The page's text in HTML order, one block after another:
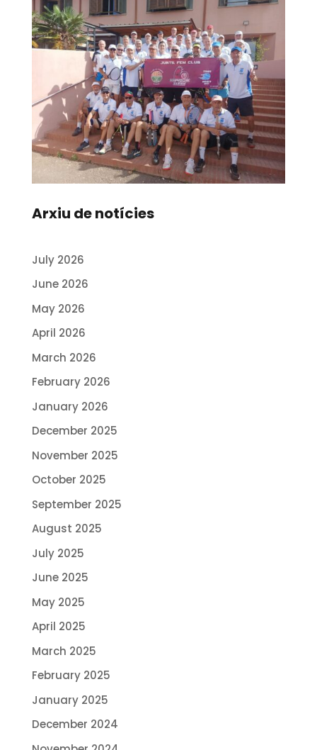
Arxiu de notícies
July 2026
June 2026
May 2026
April 2026
March 2026
February 2026
January 2026
December 2025
November 2025
October 2025
September 2025
August 2025
July 2025
June 2025
May 2025
April 2025
March 2025
February 2025
January 2025
December 2024